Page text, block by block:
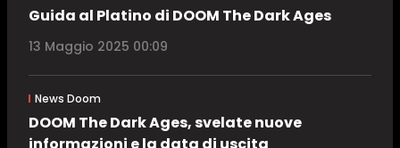
Guida al Platino di DOOM The Dark Ages
13 Maggio 2025 00:09
News Doom
DOOM The Dark Ages, svelate nuove